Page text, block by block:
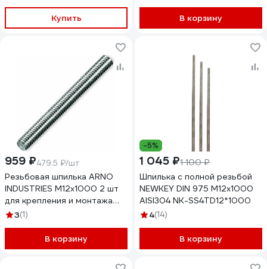
оцинкованная
AC3000121031R07
Купить
AC3000122032007
В корзину
959 ₽479.5 ₽/шт
Резьбовая шпилька ARNO
INDUSTRIES М12х1000 2 шт
для крепления и монтажа
конструкций DIN 975 976
A47001201090198
3(1)
В корзину
-5%
1 045 ₽1 100 ₽
Шпилька с полной резьбой
NEWKEY DIN 975 М12х1000
AISI304 NK-SS4TD12*1000
4(14)
В корзину